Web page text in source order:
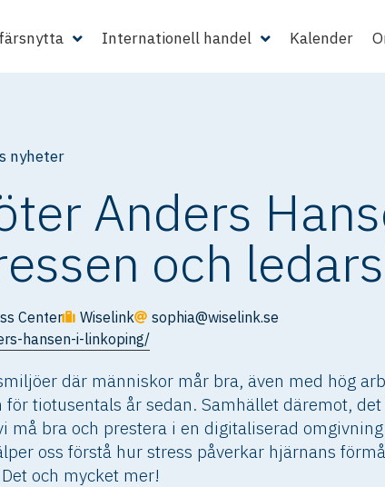
Internationell handel Kalender
nyheter
Anders
och
Center Wiselink
sophia@wiselink.se
hansen-i-linkoping/
där människor mår bra, även med hög
tiotusentals år sedan. Samhället däremot,
må bra och prestera i en digitaliserad
oss förstå hur stress påverkar hjärnans
och mycket mer!